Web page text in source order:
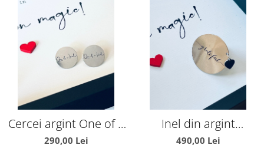
Cercei argint One of a
kind
290,00 Lei
Inel din argint
personalizabil
490,00 Lei